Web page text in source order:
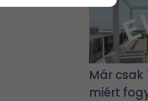
Már csak
miért